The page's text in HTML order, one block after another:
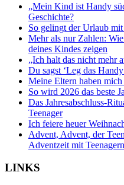
„Mein Kind ist Handy
Geschichte?
So gelingt der Urlaub mit
Mehr als nur Zahlen:
deines Kindes zeigen
„Ich halt das nicht mehr
Du sagst ‘Leg das
Meine Eltern haben
So wird 2026 das beste
Das Jahresabschluss-
Teenager
Ich feiere heuer
Advent, Advent, der
Adventzeit mit Teenagern
LINKS